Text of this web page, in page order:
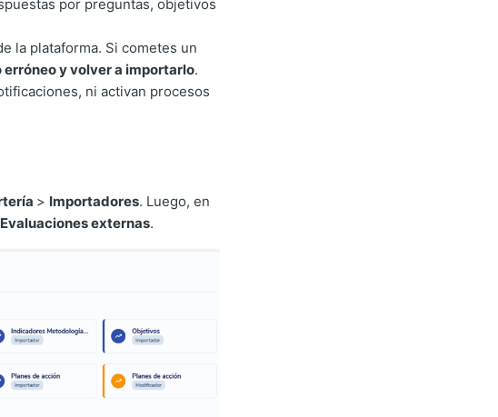
por preguntas, objetivos
la plataforma. Si cometes un
y volver a importarlo.
ni activan procesos
> Importadores. Luego, en
Evaluaciones externas.